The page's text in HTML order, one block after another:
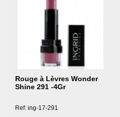
Rouge à Lèvres Wonder
Shine 291 -4Gr
Ref: ing-17-291